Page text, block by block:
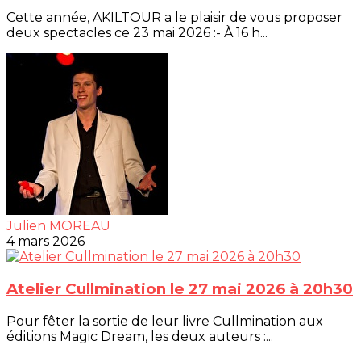
Cette année, AKILTOUR a le plaisir de vous proposer
deux spectacles ce 23 mai 2026 :- À 16 h...
Julien MOREAU
4 mars 2026
Atelier Cullmination le 27 mai 2026 à 20h30
Pour fêter la sortie de leur livre Cullmination aux
éditions Magic Dream, les deux auteurs :...